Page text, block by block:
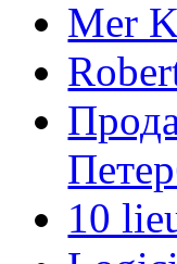
Mer
10